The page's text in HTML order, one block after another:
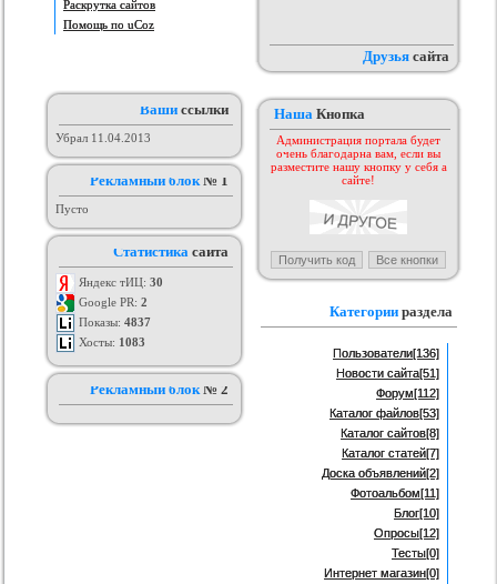
шаблон для ucoz
Категория :Мобильные
Категория :
Иконки и кнопки для
сайта
Раскрутка сайтов
Помощь по uCoz
Ваши ссылки
Убрал 11.04.2013
Рекламный блок№ 1
Пусто
Статистика сайта
Яндекс тИЦ: 30
Google PR: 2
Показы: 4837
Хосты: 1083
Рекламный блок№ 2
Друзья сайта
Наша Кнопка
Администрация портала будет
очень благодарна вам, если вы
разместите нашу кнопку у себя а
сайте!
Категории раздела
Пользователи[136]
Новости сайта[51]
Форум[112]
Каталог файлов[53]
Каталог сайтов[8]
Каталог статей[7]
Доска объявлений[2]
Фотоальбом[11]
Блог[10]
Опросы[12]
Тесты[0]
Интернет магазин[0]